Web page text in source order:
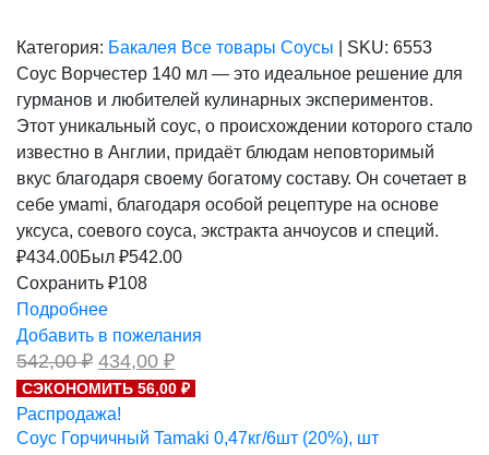
Категория: Бакалея Все товары Соусы SKU: 6553
Соус Ворчестер 140 мл — это идеальное решение для
гурманов и любителей кулинарных экспериментов.
Этот уникальный соус, о происхождении которого стало
известно в Англии, придаёт блюдам неповторимый
вкус благодаря своему богатому составу. Он сочетает в
себе умami, благодаря особой рецептуре на основе
уксуса, соевого соуса, экстракта анчоусов и специй.
₽434.00Был ₽542.00
Сохранить ₽108
Подробнее
Добавить в пожелания
542,00₽ Первоначальная
цена
составляла
542,00 ₽.
434,00 ₽Текущая
цена:
434,00 ₽.
СЭКОНОМИТЬ 56,00 ₽
Распродажа!
Соус Горчичный Tamaki 0,47кг/6шт (20%), шт